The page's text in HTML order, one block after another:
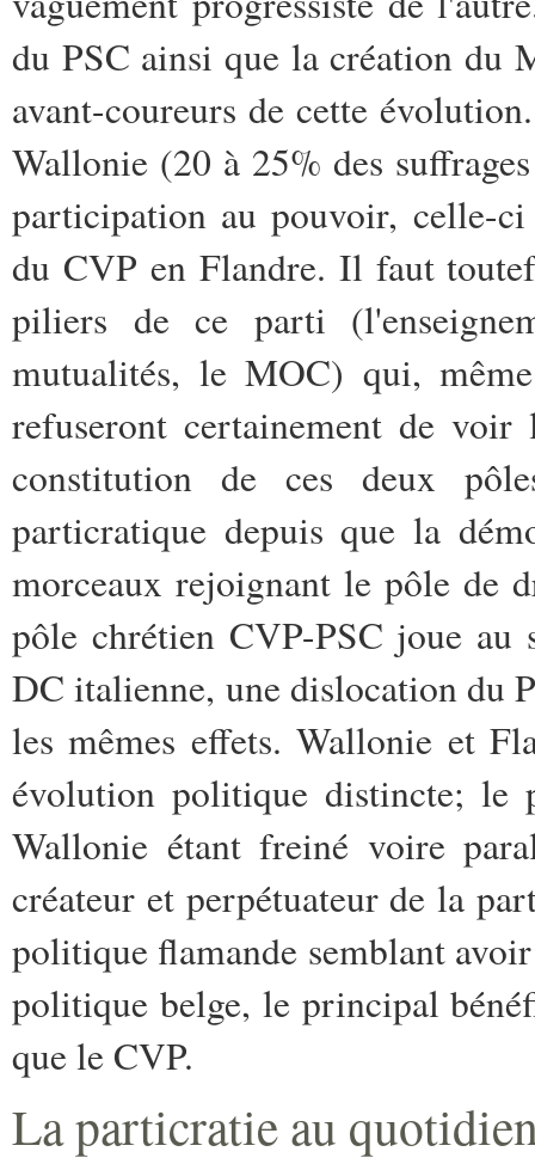
du PSC ainsi que la création du
avant-coureurs de cette
Wallonie (20 à 25% des
participation au pouvoir, celle-
du CVP en Flandre. Il faut
piliers de ce parti
mutualités, le MOC) qui,
refuseront certainement de
constitution de ces deux
particratique depuis que la
morceaux rejoignant le pôle de
pôle chrétien CVP-PSC joue
DC italienne, une dislocation du
les mêmes effets. Wallonie et
évolution politique distincte; le
Wallonie étant freiné voire
créateur et perpétuateur de la
politique flamande semblant
politique belge, le principal
que le CVP.
La particratie au